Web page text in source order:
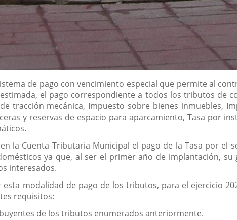
de pago con vencimiento especial que permite al
el pago correspondiente a todos los tributos de
tracción mecánica, Impuesto sobre bienes inmuebles,
y reservas de espacio para aparcamiento, Tasa por
la Cuenta Tributaria Municipal el pago de la Tasa por
ya que, al ser el primer año de implantación,
interesados.
modalidad de pago de los tributos, para el ejercicio
requisitos:
de los tributos enumerados anteriormente.